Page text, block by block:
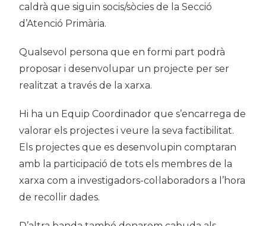
caldrà que siguin socis/sòcies de la Secció
d’Atenció Primària.
Qualsevol persona que en formi part podrà
proposar i desenvolupar un projecte per ser
realitzat a través de la xarxa.
Hi ha un Equip Coordinador que s’encarrega de
valorar els projectes i veure la seva factibilitat.
Els projectes que es desenvolupin comptaran
amb la participació de tots els membres de la
xarxa com a investigadors-col·laboradors a l’hora
de recollir dades.